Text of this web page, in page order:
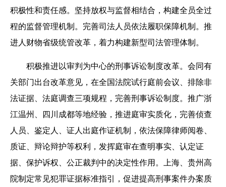
积极性和责任感。坚持放权与监督相结合，构建全员全过
程的监督管理机制。完善司法人员依法履职保障机制。推
进人财物省级统管改革，着力构建新型司法管理体制。
积极推进以审判为中心的刑事诉讼制度改革。会同有
关部门出台改革意见，在全国法院试行庭前会议、排除非
法证据、法庭调查三项规程，完善刑事诉讼制度。推广浙
江温州、四川成都等地经验，推进庭审实质化，完善侦查
人员、鉴定人、证人出庭作证机制，依法保障律师阅卷、
质证、辩论辩护等权利，发挥庭审在查明事实、认定证
据、保护诉权、公正裁判中的决定性作用。上海、贵州高
院制定常见犯罪证据标准指引，促进提高刑事案件办案质